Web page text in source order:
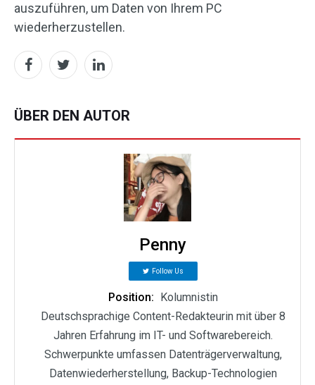
auszuführen, um Daten von Ihrem PC
wiederherzustellen.
ÜBER DEN AUTOR
Penny
Follow Us
Position: Kolumnistin
Deutschsprachige Content-Redakteurin mit über 8
Jahren Erfahrung im IT- und Softwarebereich.
Schwerpunkte umfassen Datenträgerverwaltung,
Datenwiederherstellung, Backup-Technologien